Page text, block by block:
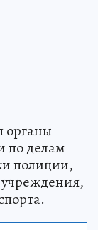
органы
по делам
полиции,